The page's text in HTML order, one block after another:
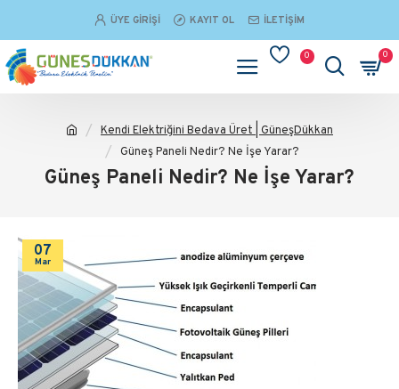
ÜYE GIRIŞI KAYIT OL İLETIŞIM
0 0
Kendi Elektriğini Bedava Üret | GüneşDükkan
Güneş Paneli Nedir? Ne İşe Yarar?
Güneş Paneli Nedir? Ne İşe Yarar?
07
Mar